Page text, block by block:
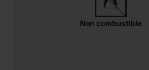
Non combustible